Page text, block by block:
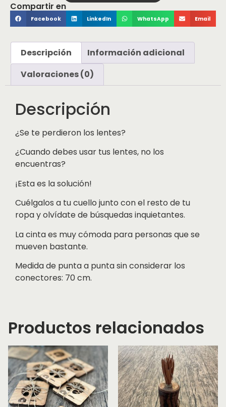
Compartir en
Facebook LinkedIn WhatsApp Email
Descripción
Información adicional
Valoraciones (0)
Descripción
¿Se te perdieron los lentes?
¿Cuando debes usar tus lentes, no los
encuentras?
¡Esta es la solución!
Cuélgalos a tu cuello junto con el resto de tu
ropa y olvídate de búsquedas inquietantes.
La cinta es muy cómoda para personas que se
mueven bastante.
Medida de punta a punta sin considerar los
conectores: 70 cm.
Productos relacionados